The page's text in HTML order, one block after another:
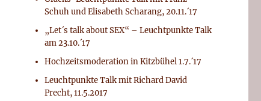
Schuh und Elisabeth Scharang, 20.11.´17
„Let´s talk about SEX“ – Leuchtpunkte Talk
am 23.10.´17
Hochzeitsmoderation in Kitzbühel 1.7.´17
Leuchtpunkte Talk mit Richard David
Precht, 11.5.2017